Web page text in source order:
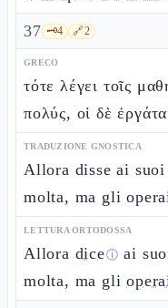
37 🗝️4 🔗2
GRECO
τότε λέγει τοῖς
πολύς, οἱ δὲ
TRADUZIONE GNOSTICA
Allora disse ai
molta, ma gli
LETTURA ORTODOSSA
Allora diceⓘ ai
molta, ma gli